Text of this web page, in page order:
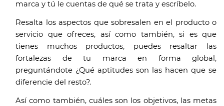
marca y tú le cuentas de qué se trata y escríbelo.
Resalta los aspectos que sobresalen en el producto o
servicio que ofreces, así como también, si es que
tienes muchos productos, puedes resaltar las
fortalezas de tu marca en forma global,
preguntándote ¿Qué aptitudes son las hacen que se
diferencie del resto?.
Así como también, cuáles son los objetivos, las metas